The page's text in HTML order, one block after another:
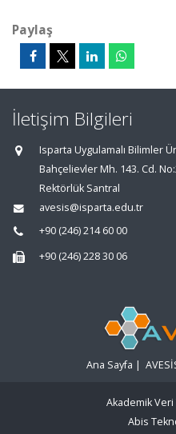
Paylaş
İletişim Bilgileri
Isparta Uygulamalı Bilimler
Bahçelievler Mh. 143. Cd.
Rektörlük Santral
avesis@isparta.edu.tr
+90 (246) 214 60 00
+90 (246) 228 30 06
Ana Sayfa |
Akademik
Abis